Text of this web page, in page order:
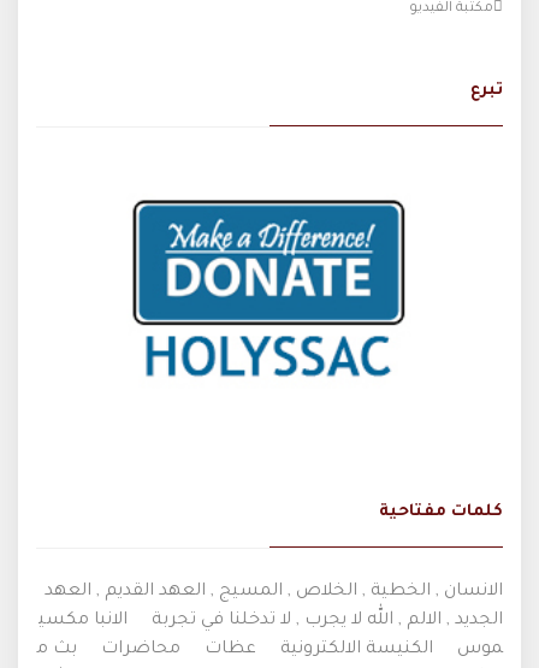
مكتبة الفيديو
تبرع
كلمات مفتاحية
الانسان , الخطية , الخلاص , المسيج , العهد القديم , العهد
الجديد , الالم , الله لا يجرب , لا تدخلنا في تجربة
الانبا مكسي
موس
الكنيسة الالكترونية عظات محاضرات
بث م